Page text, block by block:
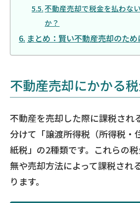
不動産売却で税金を払わな
か？
まとめ：賢い不動産売却のため
不動産売却にかかる
不動産を売却した際に課税され
分けて「譲渡所得税（所得税・
紙税」の2種類です。これらの
無や売却方法によって課税され
ります。